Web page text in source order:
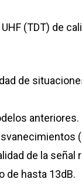
(TDT) de
de
anteriores.
de la señal
de hasta 13dB.